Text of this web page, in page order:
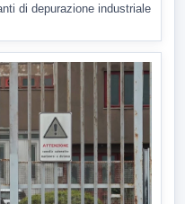
di depurazione industriale